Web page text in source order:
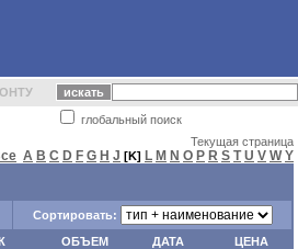
глобальный поиск
Текущая страница
A B C D F G H J [K] L M N O P R S T U V W Y
Сортировать:
ОБЪЕМ ДАТА ЦЕНА